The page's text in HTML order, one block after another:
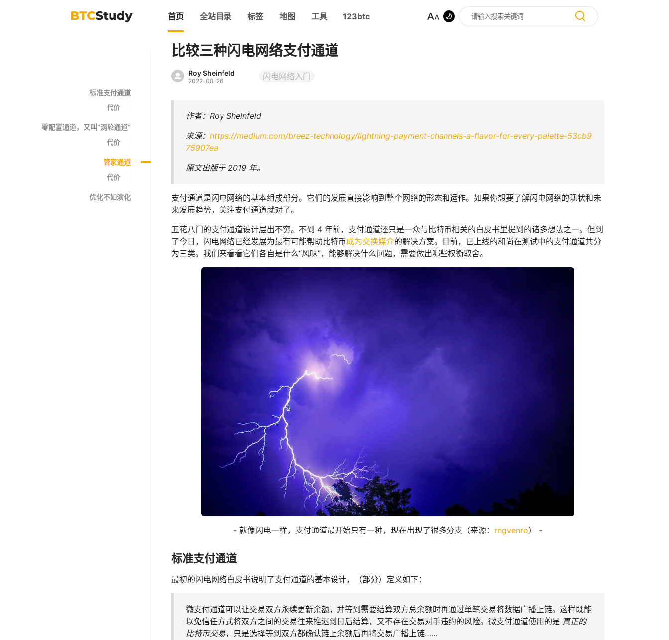
首页 全站目录 标签 地图 工具 123btc
标准支付通道
代价
零配置通道，又叫“涡轮通道”
代价
管家通道
代价
优化不如演化
比较三种闪电网络支付通道
Roy Sheinfeld
2022-08-26 闪电网络入门
作者：Roy Sheinfeld
来源： https://medium.com/breez-technology/lightning-payment-channels-a-flavor-for-every-palette-53cb9
75907ea
原文出版于 2019 年。
支付通道是闪电网络的基本组成部分。它们的发展直接影响到整个网络的形态和运作。如果你想要了解闪电网络的现状和未
来发展趋势，关注支付通道就对了。
五花八门的支付通道设计层出不穷。不到 4 年前，支付通道还只是一众与比特币相关的白皮书里提到的诸多想法之一。但到
了今日，闪电网络已经发展为最有可能帮助比特币成为交换媒介的解决方案。目前，已上线的和尚在测试中的支付通道共分
为三类。我们来看看它们各自是什么“风味”，能够解决什么问题，需要做出哪些权衡取舍。
- 就像闪电一样，支付通道最开始只有一种，现在出现了很多分支（来源： rngvenro） -
标准支付通道
最初的闪电网络白皮书说明了支付通道的基本设计，（部分）定义如下：
微支付通道可以让交易双方永续更新余额，并等到需要结算双方总余额时再通过单笔交易将数据广播上链。这样既能
以免信任方式将双方之间的交易往来推迟到日后结算，又不存在交易对手违约的风险。微支付通道使用的是 真正的
比特币交易，只是选择等到双方都确认链上余额后再将交易广播上链……